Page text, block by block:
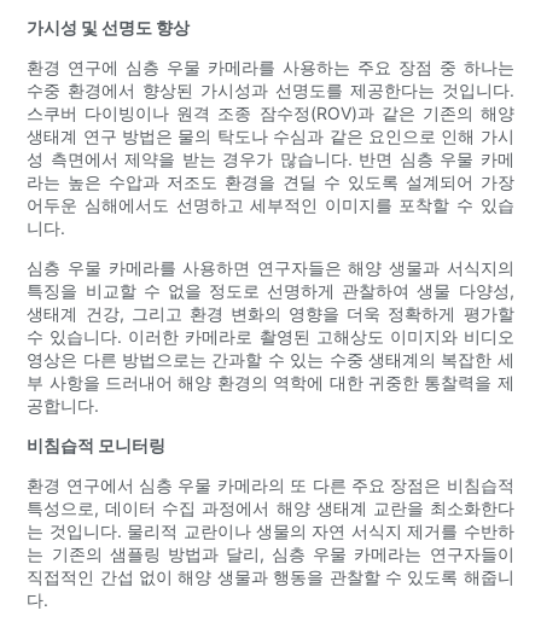
가시성 및 선명도 향상
환경 연구에 심층 우물 카메라를 사용하는 주요 장점 중 하나는
수중 환경에서 향상된 가시성과 선명도를 제공한다는 것입니다.
스쿠버 다이빙이나 원격 조종 잠수정(ROV)과 같은 기존의 해양
생태계 연구 방법은 물의 탁도나 수심과 같은 요인으로 인해 가시
성 측면에서 제약을 받는 경우가 많습니다. 반면 심층 우물 카메
라는 높은 수압과 저조도 환경을 견딜 수 있도록 설계되어 가장
어두운 심해에서도 선명하고 세부적인 이미지를 포착할 수 있습
니다.
심층 우물 카메라를 사용하면 연구자들은 해양 생물과 서식지의
특징을 비교할 수 없을 정도로 선명하게 관찰하여 생물 다양성,
생태계 건강, 그리고 환경 변화의 영향을 더욱 정확하게 평가할
수 있습니다. 이러한 카메라로 촬영된 고해상도 이미지와 비디오
영상은 다른 방법으로는 간과할 수 있는 수중 생태계의 복잡한 세
부 사항을 드러내어 해양 환경의 역학에 대한 귀중한 통찰력을 제
공합니다.
비침습적 모니터링
환경 연구에서 심층 우물 카메라의 또 다른 주요 장점은 비침습적
특성으로, 데이터 수집 과정에서 해양 생태계 교란을 최소화한다
는 것입니다. 물리적 교란이나 생물의 자연 서식지 제거를 수반하
는 기존의 샘플링 방법과 달리, 심층 우물 카메라는 연구자들이
직접적인 간섭 없이 해양 생물과 행동을 관찰할 수 있도록 해줍니
다.